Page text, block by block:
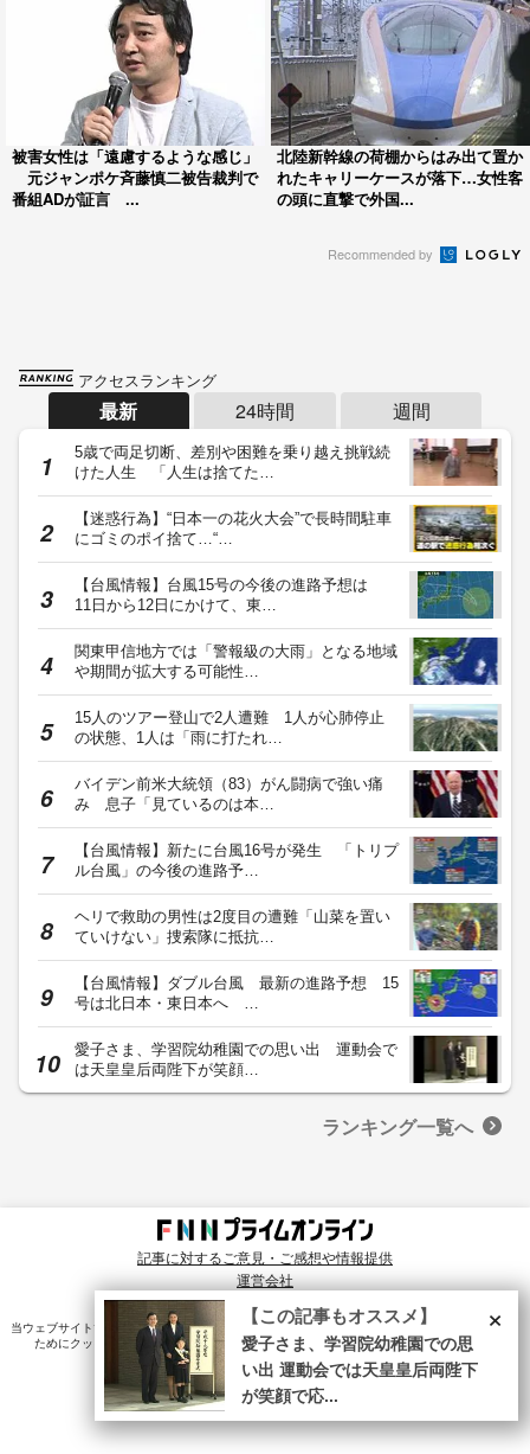
被害女性は「遠慮するような感じ」
元ジャンポケ斉藤慎二被告裁判で
番組ADが証言 ...
北陸新幹線の荷棚からはみ出て置か
れたキャリーケースが落下…女性客
の頭に直撃で外国...
Recommended by
アクセスランキング
最新 24時間 週間
5歳で両足切断、差別や困難を乗り越え挑戦続
けた人生 「人生は捨てた…
【迷惑行為】“日本一の花火大会”で長時間駐車
にゴミのポイ捨て…“…
【台風情報】台風15号の今後の進路予想は
11日から12日にかけて、東…
関東甲信地方では「警報級の大雨」となる地域
や期間が拡大する可能性…
15人のツアー登山で2人遭難 1人が心肺停止
の状態、1人は「雨に打たれ…
バイデン前米大統領（83）がん闘病で強い痛
み 息子「見ているのは本…
【台風情報】新たに台風16号が発生 「トリプ
ル台風」の今後の進路予…
ヘリで救助の男性は2度目の遭難「山菜を置い
ていけない」捜索隊に抵抗…
【台風情報】ダブル台風 最新の進路予想 15
号は北日本・東日本へ …
愛子さま、学習院幼稚園での思い出 運動会で
は天皇皇后両陛下が笑顔…
ランキング一覧へ
記事に対するご意見・ご感想や情報提供
運営会社
© Fuji News Network, Inc. All rights reserved.
当ウェブサイトでは、ユーザのニーズ・興味・関⼼に合致したコンテンツや広告配信を提供する
ためにクッキーを使⽤しています。詳細は、プライバシーポリシーをご確認ください。
×
【この記事もオススメ】
愛子さま、学習院幼稚園での思
い出 運動会では天皇皇后両陛下
が笑顔で応...